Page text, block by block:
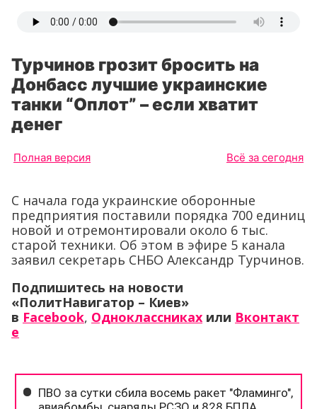
Турчинов грозит бросить на
Донбасс лучшие украинские
танки “Оплот” – если хватит
денег
Полная версия Всё за сегодня
С начала года украинские оборонные
предприятия поставили порядка 700 единиц
новой и отремонтировали около 6 тыс.
старой техники. Об этом в эфире 5 канала
заявил секретарь СНБО Александр Турчинов.
Подпишитесь на новости
«ПолитНавигатор – Киев»
в Facebook, Одноклассниках или Вконтакт
е